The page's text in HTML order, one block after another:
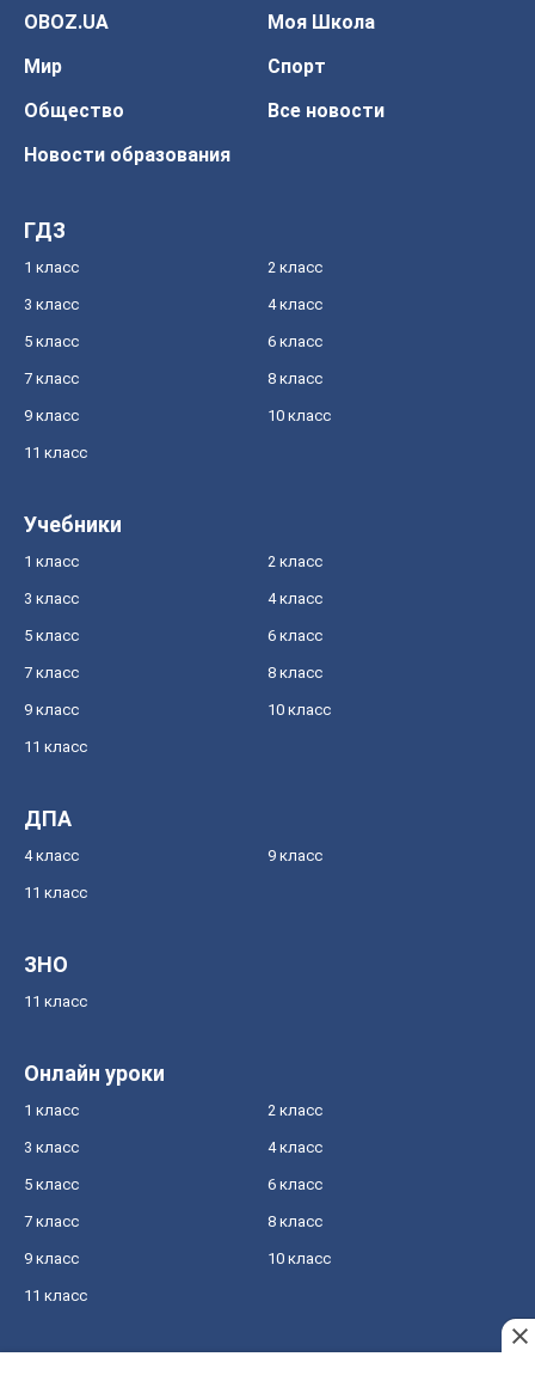
OBOZ.UA
Моя Школа
Мир
Спорт
Общество
Все новости
Новости образования
ГДЗ
1 класс 2 класс
3 класс 4 класс
5 класс 6 класс
7 класс 8 класс
9 класс 10 класс
11 класс
Учебники
1 класс 2 класс
3 класс 4 класс
5 класс 6 класс
7 класс 8 класс
9 класс 10 класс
11 класс
ДПА
4 класс 9 класс
11 класс
ЗНО
11 класс
Онлайн уроки
1 класс 2 класс
3 класс 4 класс
5 класс 6 класс
7 класс 8 класс
9 класс 10 класс
11 класс